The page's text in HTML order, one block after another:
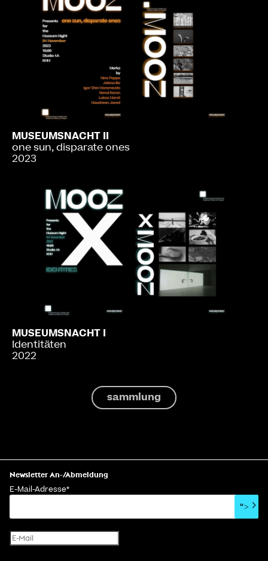
MUSEUMSNACHT II
one sun, disparate ones
2023
MUSEUMSNACHT I
Identitäten
2022
sammlung
Newsletter An-/Abmeldung
E-Mail-Adresse*
">